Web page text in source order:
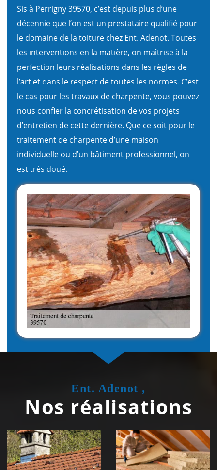
Sis à Perrigny 39570, c’est depuis plus d’une
décennie que l’on est un prestataire qualifié pour
le domaine de la toiture chez Ent. Adenot. Toutes
les interventions en la matière, on maîtrise à la
perfection leurs réalisations dans les règles de
l’art et dans le respect de toutes les normes. C’est
le cas pour les travaux de charpente, vous pouvez
nous confier la concrétisation de vos projets
d’entretien de cette dernière. Que ce soit pour le
traitement de charpente d’une maison
individuelle ou d’un bâtiment professionnel, on
est très doué.
Ent. Adenot ,
Nos réalisations
Couvreur
zingueur 39
Jura
Isolation de
toiture 39
Jura